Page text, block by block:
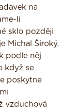
na
li
sklo později
Michal Široký.
podle něj
když se
poskytne
vzduchová